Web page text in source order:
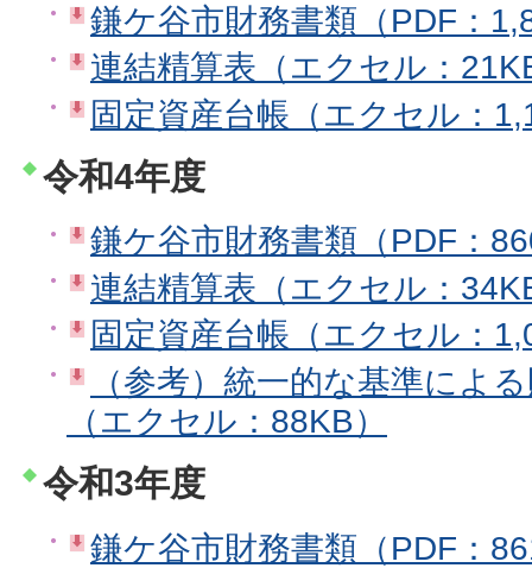
鎌ケ谷市財務書類（PDF：
連結精算表（エクセル：
固定資産台帳（エクセル：
令和4年度
鎌ケ谷市財務書類（PDF：
連結精算表（エクセル：
固定資産台帳（エクセル：
（参考）統一的な基準によ
（エクセル：88KB）
令和3年度
鎌ケ谷市財務書類（PDF：